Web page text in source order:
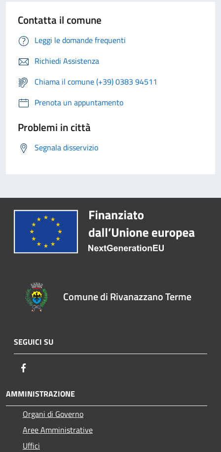
Contatta il comune
Leggi le domande frequenti
Richiedi Assistenza
Chiama il comune (+39) 0383 94511
Prenota un appuntamento
Problemi in città
Segnala disservizio
Comune di Rivanazzano Terme
SEGUICI SU
AMMINISTRAZIONE
Organi di Governo
Aree Amministrative
Uffici